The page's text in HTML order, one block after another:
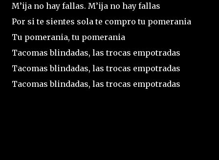
M’ija no hay fallas. M’ija no hay fallas
Por si te sientes sola te compro tu pomerania
Tu pomerania, tu pomerania
Tacomas blindadas, las trocas empotradas
Tacomas blindadas, las trocas empotradas
Tacomas blindadas, las trocas empotradas